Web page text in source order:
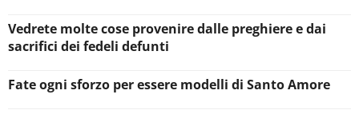
Vedrete molte cose provenire dalle preghiere e dai
sacrifici dei fedeli defunti
Fate ogni sforzo per essere modelli di Santo Amore